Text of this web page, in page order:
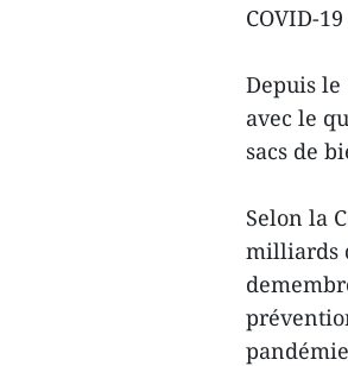
COVID-
Depuis
avec le
sacs de
Selon la
milliards